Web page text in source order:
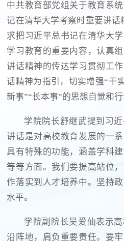
中共教育部党组关于教育系
记在清华大学考察时重要讲
求把习近平总书记在清华大
学习教育的重要内容，认真
讲话精神的传达学习贯彻工
话精神为指引，切实增强“干
新事”“长本事”的思想自觉和行
学院院长舒继武提到习
讲话是对高校教育发展的一
具有特殊的功能，涵盖学科
等等方面。我们要提高站位
作落实到人才培养中。坚持
水平。
学院副院长吴爱仙表示
沿阵地，肩负重要责任。要